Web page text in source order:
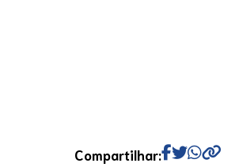
Compartilhar: